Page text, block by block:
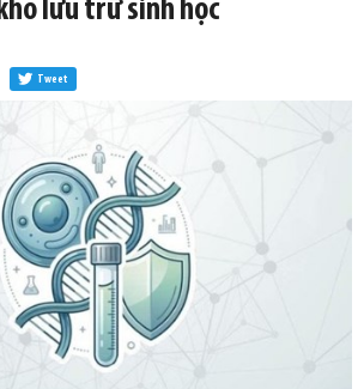
lưu trữ sinh học
Tweet